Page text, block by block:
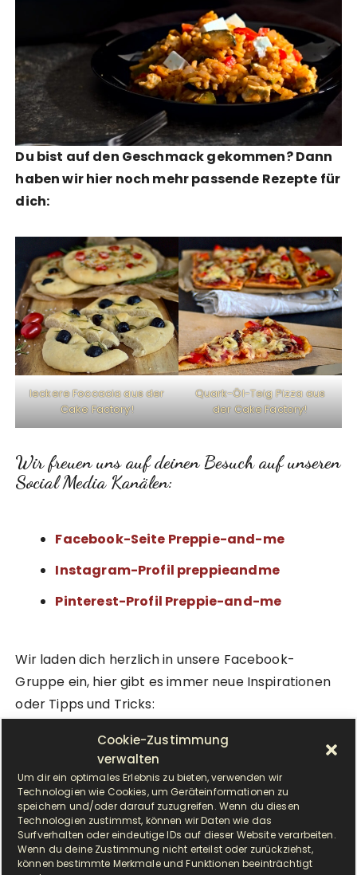
Cookie-Zustimmung
verwalten
Um dir ein optimales Erlebnis zu bieten, verwenden wir
Technologien wie Cookies, um Geräteinformationen zu
speichern und/oder darauf zuzugreifen. Wenn du diesen
Technologien zustimmst, können wir Daten wie das
Surfverhalten oder eindeutige IDs auf dieser Website verarbeiten.
Wenn du deine Zustimmung nicht erteilst oder zurückziehst,
können bestimmte Merkmale und Funktionen beeinträchtigt
Du bist auf den Geschmack gekommen? Dann
haben wir hier noch mehr passende Rezepte für
dich:
leckere Foccacia aus der
Cake Factory!
Quark-Öl-Teig Pizza aus
der Cake Factory!
Wir freuen uns auf deinen Besuch auf unseren
Social Media Kanälen:
Facebook-Seite Preppie-and-me
Instagram-Profil preppieandme
Pinterest-Profil Preppie-and-me
Wir laden dich herzlich in unsere Facebook-
Gruppe ein, hier gibt es immer neue Inspirationen
oder Tipps und Tricks:
Krups Prep & Cook Rezepte Sammlung